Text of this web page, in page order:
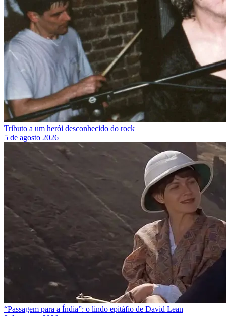
Tributo a um herói desconhecido do rock
5 de agosto 2026
“Passagem para a Índia”: o lindo epitáfio de David Lean